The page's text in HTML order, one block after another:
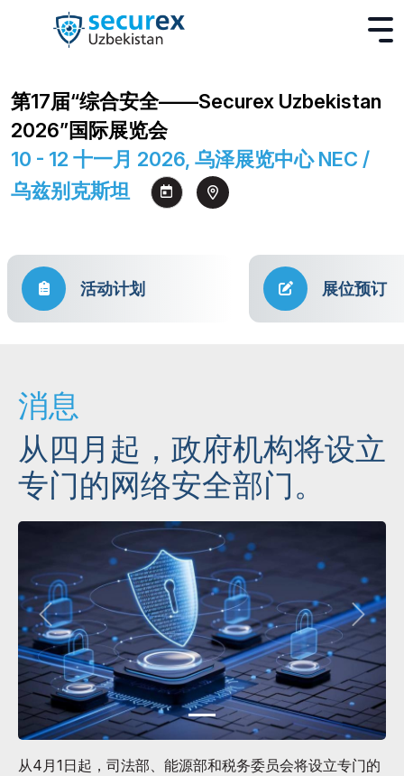
第17届“综合安全——Securex Uzbekistan
2026”国际展览会
10 - 12 十一月 2026, 乌泽展览中心 NEC /
乌兹别克斯坦
活动计划 展位预订
消息
从四月起，政府机构将设立
专门的网络安全部门。
从4月1日起，司法部、能源部和税务委员会将设立专门的